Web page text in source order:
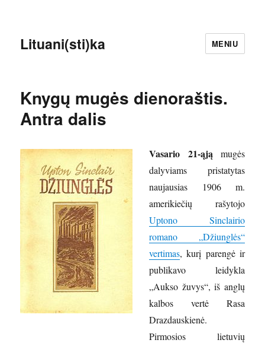
Lituani(sti)ka MENIU
Knygų mugės dienoraštis.
Antra dalis
Vasario 21-ąją mugės
dalyviams pristatytas
naujausias 1906 m.
amerikiečių rašytojo
Uptono Sinclairio
romano „Džiunglės“
vertimas, kurį parengė ir
publikavo leidykla
„Aukso žuvys“, iš anglų
kalbos vertė Rasa
Drazdauskienė.
Pirmosios lietuvių